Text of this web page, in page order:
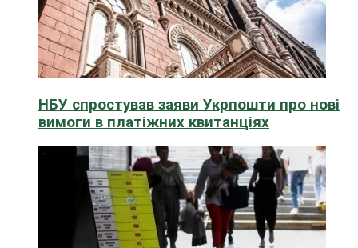
НБУ спростував заяви Укрпошти про нові
вимоги в платіжних квитанціях